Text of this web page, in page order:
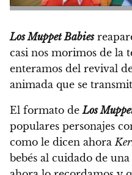
LosMuppet Babies
casi nos morimos de la
enteramos del revival
animada que se
El formato deLos
populares personajes
como le dicen ahora
bebés al cuidado de